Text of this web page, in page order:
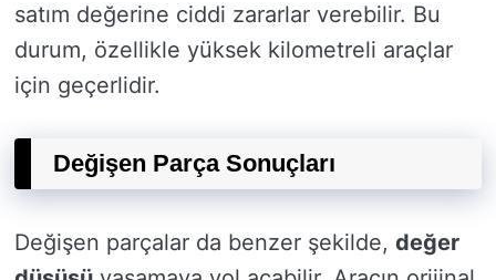
satım değerine ciddi zararlar verebilir. Bu
durum, özellikle yüksek kilometreli araçlar
için geçerlidir.
Değişen Parça Sonuçları
Değişen parçalar da benzer şekilde, değer